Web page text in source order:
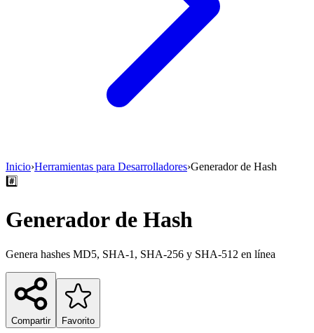
Inicio›Herramientas para Desarrolladores›Generador de Hash
#️⃣
Generador de Hash
Genera hashes MD5, SHA-1, SHA-256 y SHA-512 en línea
Compartir Favorito